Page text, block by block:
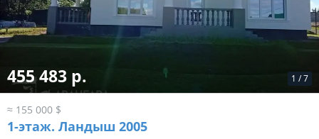
1 /7
455 483 р.
≈ 155 000 $
1-этаж. Ландыш 2005